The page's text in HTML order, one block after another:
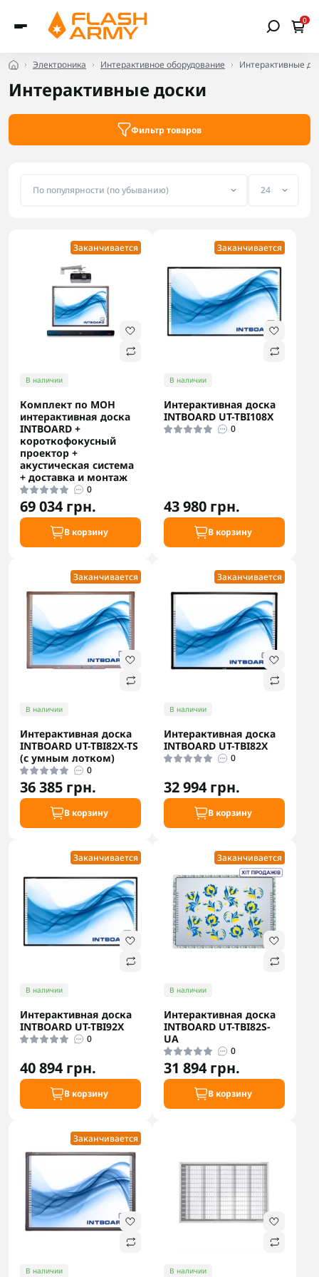
0
Электроника Интерактивное оборудование Интерактивные
Интерактивные доски
Фильтр товаров
Заканчивается
В наличии
Комплект по МОН
интерактивная доска
INTBOARD +
короткофокусный
проектор +
акустическая система
+ доставка и монтаж
0
69 034 грн.
В корзину
Заканчивается
В наличии
Интерактивная доска
INTBOARD UT-TBI108Х
0
43 980 грн.
В корзину
Заканчивается
В наличии
Интерактивная доска
INTBOARD UT-TBI82X-TS
(с умным лотком)
0
36 385 грн.
В корзину
Заканчивается
В наличии
Интерактивная доска
INTBOARD UT-TBI82X
0
32 994 грн.
В корзину
Заканчивается
В наличии
Интерактивная доска
INTBOARD UT-TBI92Х
0
40 894 грн.
В корзину
Заканчивается
В наличии
Интерактивная доска
INTBOARD UT-TBI82S-
UA
0
31 894 грн.
В корзину
Заканчивается
В наличии В наличии